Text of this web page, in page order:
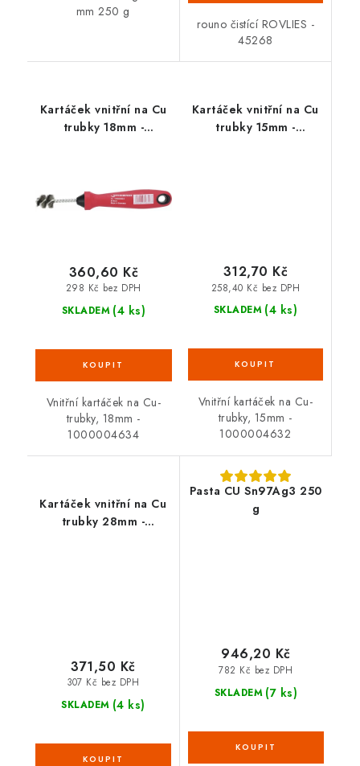
mm 250 g
rouno čistící ROVLIES -
45268
Kartáček vnitřní na Cu
trubky 18mm -
SKLADEM (4 ks)
298 Kč bez DPH
360,60 Kč
Vnitřní kartáček na Cu-
trubky, 18mm -
1000004634
Kartáček vnitřní na Cu
trubky 15mm -
SKLADEM (4 ks)
258,40 Kč bez DPH
312,70 Kč
Vnitřní kartáček na Cu-
trubky, 15mm -
1000004632
Kartáček vnitřní na Cu
trubky 28mm -
SKLADEM (4 ks)
307 Kč bez DPH
371,50 Kč
Pasta CU Sn97Ag3 250
g
SKLADEM (7 ks)
782 Kč bez DPH
946,20 Kč